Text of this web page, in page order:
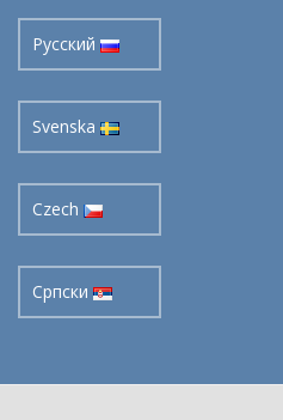
Pусский
Svenska
Czech
Cрпски